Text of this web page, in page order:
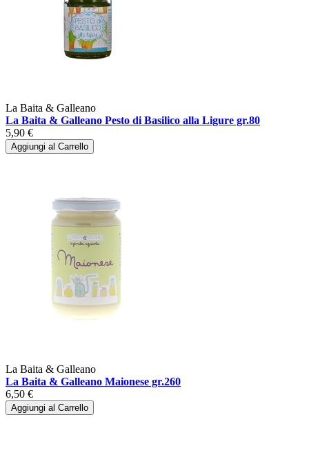
La Baita & Galleano
La Baita & Galleano Pesto di Basilico alla Ligure gr.80
5,90 €
Aggiungi al Carrello
La Baita & Galleano
La Baita & Galleano Maionese gr.260
6,50 €
Aggiungi al Carrello